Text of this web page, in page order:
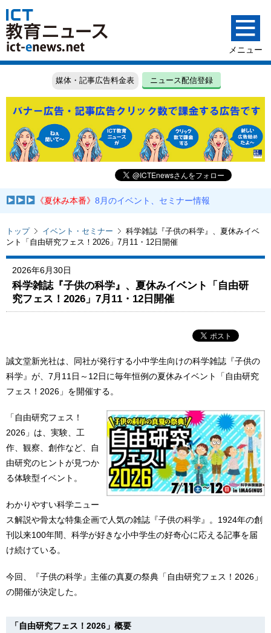
媒体・記事広告料金表 ニュース配信登録
《夏休み本番》8月のイベント、セミナー情報
トップ イベント・セミナー
科学雑誌『子供の科学』、夏休みイベ
ント「自由研究フェス！2026」7月11・12日開催
2026年6月30日
科学雑誌『子供の科学』、夏休みイベント「自由研
究フェス！2026」7月11・12日開催
誠文堂新光社は、同社が発行する小中学生向けの科学雑誌『子供の
科学』が、7月11日～12日に毎年恒例の夏休みイベント「自由研究
フェス！2026」を開催する。
「自由研究フェス！
2026」は、実験、工
作、観察、創作など、自
由研究のヒントが見つか
る体験型イベント。
わかりやすい科学ニュー
ス解説や骨太な特集企画で人気の雑誌『子供の科学』。1924年の創
刊以来100年間、科学が好きな小中学生の好奇心に応える記事を届
け続けている。
今回、『子供の科学』主催の真夏の祭典「自由研究フェス！2026」
の開催が決定した。
「自由研究フェス！2026」概要